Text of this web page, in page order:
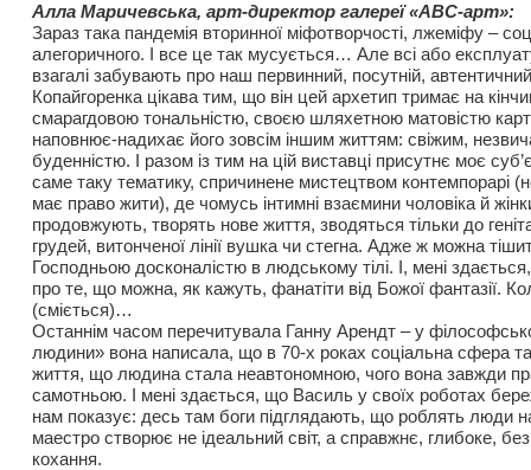
Алла Маричевська, арт-директор галереї «АВС-арт»:
Зараз така пандемія вторинної міфотворчості, лжеміфу –
алегоричного. І все це так мусується… Але всі або
взагалі забувають про наш первинний, посутній,
Копайгоренка цікава тим, що він цей архетип тримає на
смарагдовою тональністю, своєю шляхетною матовістю
наповнює-надихає його зовсім іншим життям: свіжим,
буденністю. І разом із тим на цій виставці присутнє моє
саме таку тематику, спричинене мистецтвом контемпорарі
має право жити), де чомусь інтимні взаємини чоловіка й
продовжують, творять нове життя, зводяться тільки до
грудей, витонченої лінії вушка чи стегна. Адже ж можна
Господньою досконалістю в людському тілі. І, мені
про те, що можна, як кажуть, фанатіти від Божої фантазії.
(сміється)…
Останнім часом перечитувала Ганну Арендт – у
людини» вона написала, що в 70-х роках соціальна сфера
життя, що людина стала неавтономною, чого вона завжди
самотньою. І мені здається, що Василь у своїх роботах
нам показує: десь там боги підглядають, що роблять люди
маестро створює не ідеальний світ, а справжнє, глибоке,
кохання.